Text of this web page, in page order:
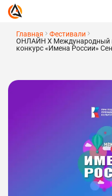
Главная
Фестивали
ОНЛАЙН X Международный
конкурс «Имена России»